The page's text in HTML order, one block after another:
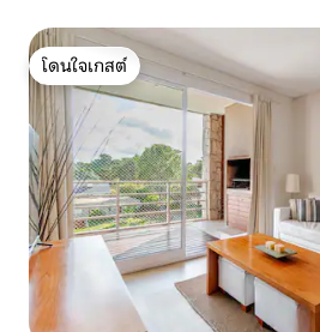
โดนใจเกสต์
โดนใจเกสต์